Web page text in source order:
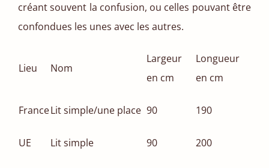
créant souvent la confusion, ou celles pouvant être
confondues les unes avec les autres.
Lieu Nom
Largeur
en cm
Longueur
en cm
FranceLit simple/une place 90 190
UE Lit simple 90 200